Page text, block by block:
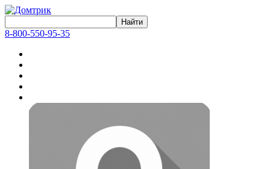
8-800-550-95-35